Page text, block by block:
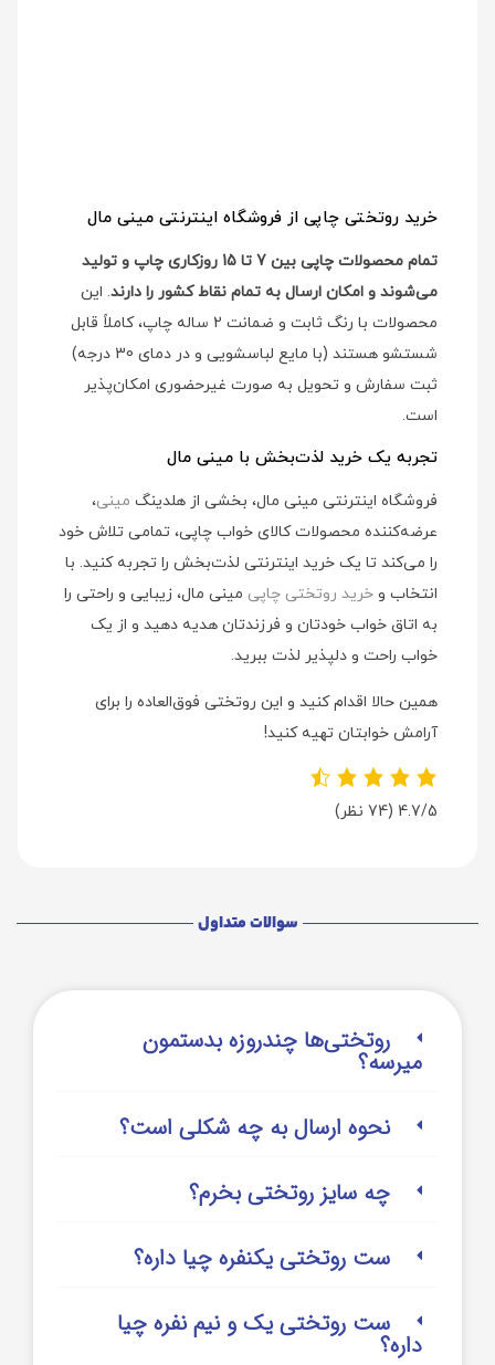
خرید روتختی چاپی از فروشگاه اینترنتی مینی مال
تمام محصولات چاپی بین 7 تا 15 روزکاری چاپ و تولید
می‌شوند و امکان ارسال به تمام نقاط کشور را دارند. این
محصولات با رنگ ثابت و ضمانت 2 ساله چاپ، کاملاً قابل
شستشو هستند (با مایع لباسشویی و در دمای 30 درجه)
ثبت سفارش و تحویل به صورت غیرحضوری امکان‌پذیر
است.
تجربه یک خرید لذت‌بخش با مینی مال
فروشگاه اینترنتی مینی مال، بخشی از هلدینگ مینی،
عرضه‌کننده محصولات کالای خواب چاپی، تمامی تلاش خود
را می‌کند تا یک خرید اینترنتی لذت‌بخش را تجربه کنید. با
انتخاب و خرید روتختی چاپی مینی مال، زیبایی و راحتی را
به اتاق خواب خودتان و فرزندتان هدیه دهید و از یک
خواب راحت و دلپذیر لذت ببرید.
همین حالا اقدام کنید و این روتختی فوق‌العاده را برای
آرامش خوابتان تهیه کنید!
4.7/5 (74 نظر)
سوالات متداول
روتختی‌‌ها چندروزه بدستمون
میرسه؟
نحوه ارسال به چه شکلی است؟
چه سایز روتختی بخرم؟
ست روتختی یکنفره چیا داره؟
ست روتختی یک و نیم نفره چیا
داره؟